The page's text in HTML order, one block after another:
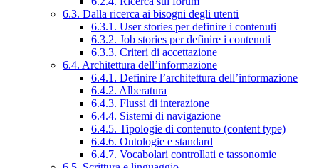
6.3. Dalla ricerca ai bisogni degli utenti
6.3.1. User stories per definire i contenuti
6.3.2. Job stories per definire i contenuti
6.3.3. Criteri di accettazione
6.4. Architettura dell’informazione
6.4.1. Definire l’architettura dell’informazione
6.4.2. Alberatura
6.4.3. Flussi di interazione
6.4.4. Sistemi di navigazione
6.4.5. Tipologie di contenuto (content type)
6.4.6. Ontologie e standard
6.4.7. Vocabolari controllati e tassonomie